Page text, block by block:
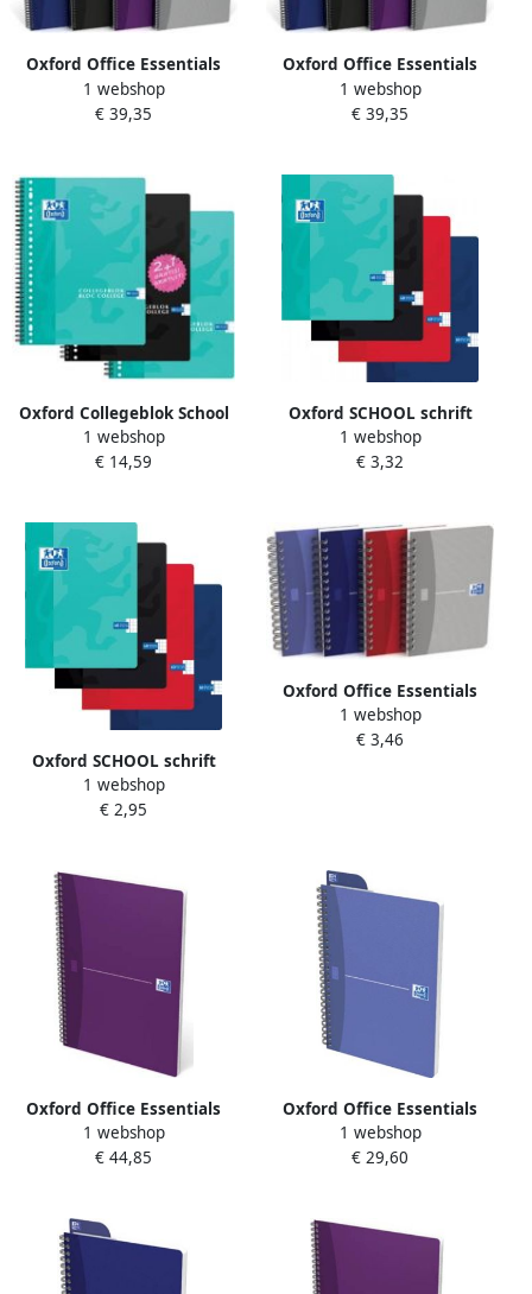
Oxford Office Essentials
spiraalschrift 180
bladzijden ft 17 6 × 25 cm
1 webshop
€ 39,35
Oxford Office Essentials
spiraalschrift 180
bladzijden ft 17 6 × 25 cm
1 webshop
€ 39,35
Oxford Collegeblok School
A4 lijn 23-gaats 160
pagina's 80gr voordeelpak
1 webshop
€ 14,59
Oxford SCHOOL schrift
geassorteerde kleuren ft A5
120 bladzijden commercieel
1 webshop
€ 3,32
Oxford SCHOOL schrift
geassorteerde kleuren ft A5
120 bladzijden geruit 5 mm
1 webshop
€ 2,95
Oxford Office Essentials
notitieboekje 180
bladzijden ft 9 x 14 cm
1 webshop
€ 3,46
Oxford Office Essentials
spiraalschrift 180
bladzijden ft A4 geruit 5
1 webshop
€ 44,85
Oxford Office Essentials
spiraalschrift 100
bladzijden ft A5 geruit 5
1 webshop
€ 29,60